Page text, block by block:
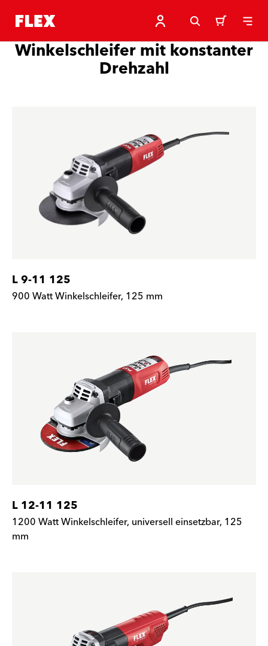
Winkelschleifer mit konstanter
Drehzahl
L 9-11 125
900 Watt Winkelschleifer, 125 mm
L 12-11 125
1200 Watt Winkelschleifer, universell einsetzbar, 125
mm